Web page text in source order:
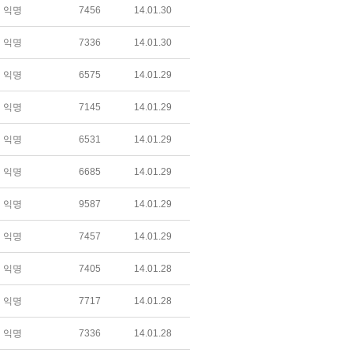
익명 7456 14.01.30
익명 7336 14.01.30
익명 6575 14.01.29
익명 7145 14.01.29
익명 6531 14.01.29
익명 6685 14.01.29
익명 9587 14.01.29
익명 7457 14.01.29
익명 7405 14.01.28
익명 7717 14.01.28
익명 7336 14.01.28